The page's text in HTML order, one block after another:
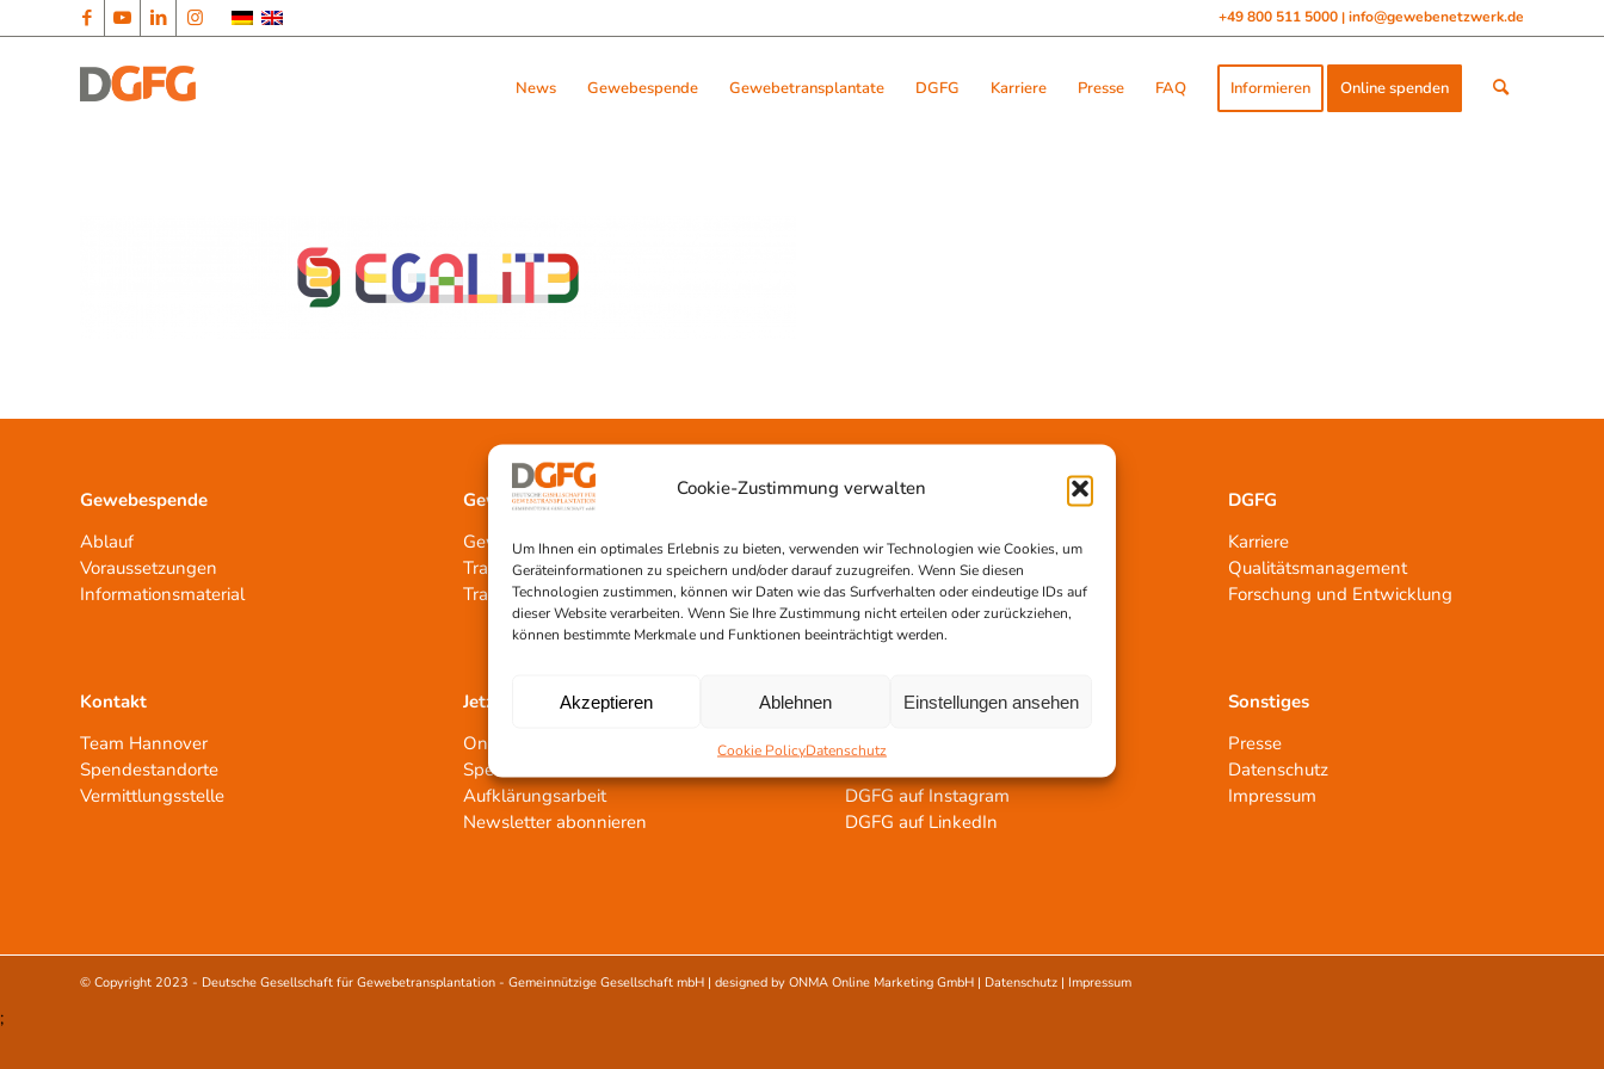
Cookie-Zustimmung verwalten
Um Ihnen ein optimales Erlebnis zu bieten, verwenden wir Technologien wie Cookies, um
Geräteinformationen zu speichern und/oder darauf zuzugreifen. Wenn Sie diesen
Technologien zustimmen, können wir Daten wie das Surfverhalten oder eindeutige IDs auf
dieser Website verarbeiten. Wenn Sie Ihre Zustimmung nicht erteilen oder zurückziehen,
können bestimmte Merkmale und Funktionen beeinträchtigt werden.
Akzeptieren Ablehnen Einstellungen ansehen
Cookie PolicyDatenschutz
+49 800 511 5000 | info@gewebenetzwerk.de
News Gewebespende Gewebetransplantate DGFG Karriere Presse FAQ Informieren Online spenden
Gewebespende
Ablauf
Voraussetzungen
Informationsmaterial
Kontakt
Team Hannover
Spendestandorte
Vermittlungsstelle
Gewebetransplantation
Gewebeprozessierung
Transplantatvermittlung
Transplantat bestellen
Jetzt untertstützen!
Online spenden
Spendenlauf
Aufklärungsarbeit
Newsletter abonnieren
Netzwerk
Für Spendeeinrichtungen
Für Gewebebanken
Für Transplantationszentren
Social Media
DGFG auf Facebook
DGFG auf Instagram
DGFG auf LinkedIn
DGFG
Karriere
Qualitätsmanagement
Forschung und Entwicklung
Sonstiges
Presse
Datenschutz
Impressum
© Copyright 2023 - Deutsche Gesellschaft für Gewebetransplantation - Gemeinnützige Gesellschaft mbH | designed by ONMA Online Marketing GmbH | Datenschutz | Impressum
;